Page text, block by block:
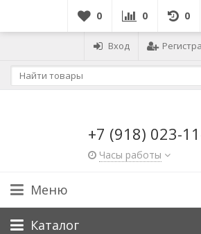
0 0 0
Вход
+7 (918) 023-
Часы работы
Меню
Каталог